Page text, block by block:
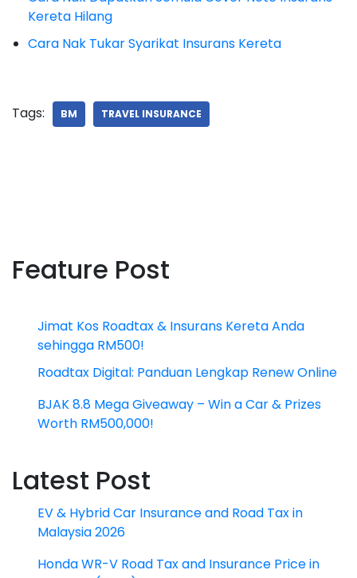
Kereta Hilang
Cara Nak Tukar Syarikat Insurans Kereta
Tags: BM TRAVEL INSURANCE
Feature Post
Jimat Kos Roadtax & Insurans Kereta Anda
sehingga RM500!
Roadtax Digital: Panduan Lengkap Renew Online
BJAK 8.8 Mega Giveaway – Win a Car & Prizes
Worth RM500,000!
Latest Post
EV & Hybrid Car Insurance and Road Tax in
Malaysia 2026
Honda WR-V Road Tax and Insurance Price in